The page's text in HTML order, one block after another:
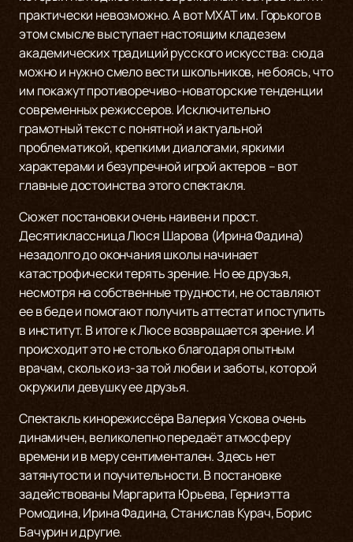
практически невозможно. А вот МХАТ им. Горького в
этом смысле выступает настоящим кладезем
академических традиций русского искусства: сюда
можно и нужно смело вести школьников, не боясь, что
им покажут противоречиво-новаторские тенденции
современных режиссеров. Исключительно
грамотный текст с понятной и актуальной
проблематикой, крепкими диалогами, яркими
характерами и безупречной игрой актеров – вот
главные достоинства этого спектакля.
Сюжет постановки очень наивен и прост.
Десятиклассница Люся Шарова (Ирина Фадина)
незадолго до окончания школы начинает
катастрофически терять зрение. Но ее друзья,
несмотря на собственные трудности, не оставляют
ее в беде и помогают получить аттестат и поступить
в институт. В итоге к Люсе возвращается зрение. И
происходит это не столько благодаря опытным
врачам, сколько из-за той любви и заботы, которой
окружили девушку ее друзья.
Спектакль кинорежиссёра Валерия Ускова очень
динамичен, великолепно передаёт атмосферу
времени и в меру сентиментален. Здесь нет
затянутости и поучительности. В постановке
задействованы Маргарита Юрьева, Герниэтта
Ромодина, Ирина Фадина, Станислав Курач, Борис
Бачурин и другие.